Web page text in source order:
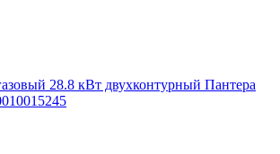
28.8 кВт двухконтурный Пантера